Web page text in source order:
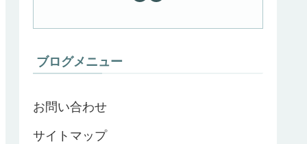
ブログメニュー
お問い合わせ
サイトマップ